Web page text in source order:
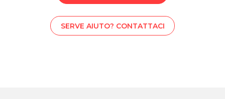
SERVE AIUTO? CONTATTACI